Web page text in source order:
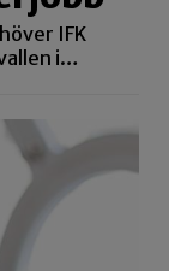
IFK
i…